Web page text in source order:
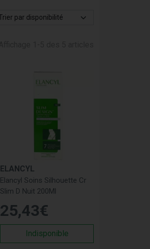
ELANCYL
Elancyl Soins Silhouette Cr
Slim D Nuit 200Ml
25,43€
Indisponible